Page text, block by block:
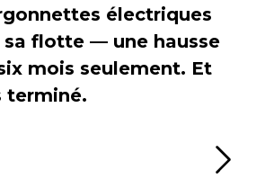
électriques
sa flotte — une hausse
mois seulement. Et
terminé.